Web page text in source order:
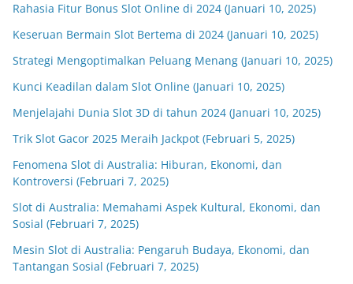
Rahasia Fitur Bonus Slot Online di 2024 (Januari 10, 2025)
Keseruan Bermain Slot Bertema di 2024 (Januari 10, 2025)
Strategi Mengoptimalkan Peluang Menang (Januari 10, 2025)
Kunci Keadilan dalam Slot Online (Januari 10, 2025)
Menjelajahi Dunia Slot 3D di tahun 2024 (Januari 10, 2025)
Trik Slot Gacor 2025 Meraih Jackpot (Februari 5, 2025)
Fenomena Slot di Australia: Hiburan, Ekonomi, dan
Kontroversi (Februari 7, 2025)
Slot di Australia: Memahami Aspek Kultural, Ekonomi, dan
Sosial (Februari 7, 2025)
Mesin Slot di Australia: Pengaruh Budaya, Ekonomi, dan
Tantangan Sosial (Februari 7, 2025)